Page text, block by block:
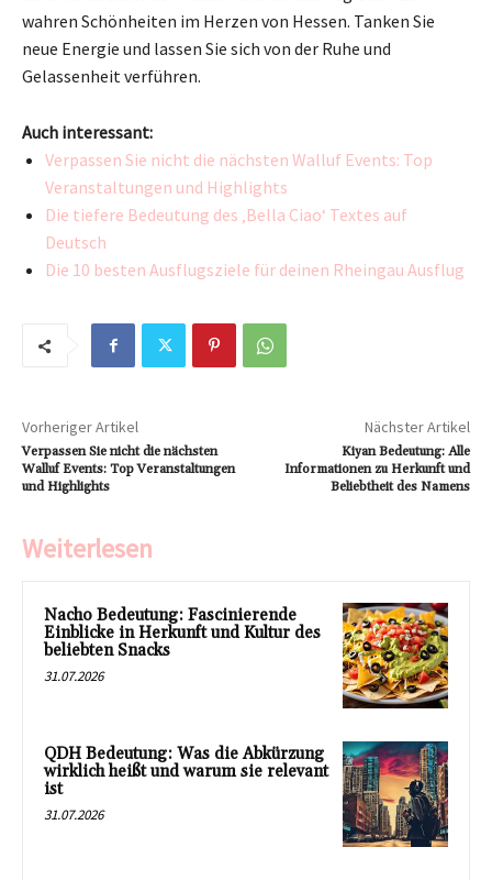
wahren Schönheiten im Herzen von Hessen. Tanken Sie
neue Energie und lassen Sie sich von der Ruhe und
Gelassenheit verführen.
Auch interessant:
Verpassen Sie nicht die nächsten Walluf Events: Top
Veranstaltungen und Highlights
Die tiefere Bedeutung des ‚Bella Ciao‘ Textes auf
Deutsch
Die 10 besten Ausflugsziele für deinen Rheingau Ausflug
Vorheriger Artikel
Verpassen Sie nicht die nächsten
Walluf Events: Top Veranstaltungen
und Highlights
Nächster Artikel
Kiyan Bedeutung: Alle
Informationen zu Herkunft und
Beliebtheit des Namens
Weiterlesen
Nacho Bedeutung: Fascinierende
Einblicke in Herkunft und Kultur des
beliebten Snacks
31.07.2026
QDH Bedeutung: Was die Abkürzung
wirklich heißt und warum sie relevant
ist
31.07.2026